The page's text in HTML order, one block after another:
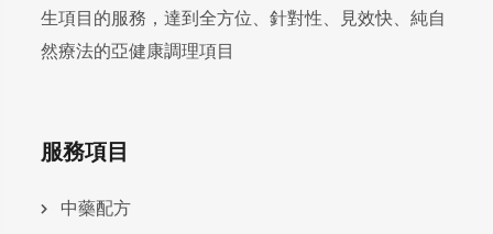
生項目的服務，達到全方位、針對性、見效快、純自
然療法的亞健康調理項目
服務項目
中藥配方